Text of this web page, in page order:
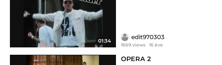
01:34
edit970303
1669 views 16 éve
OPERA 2